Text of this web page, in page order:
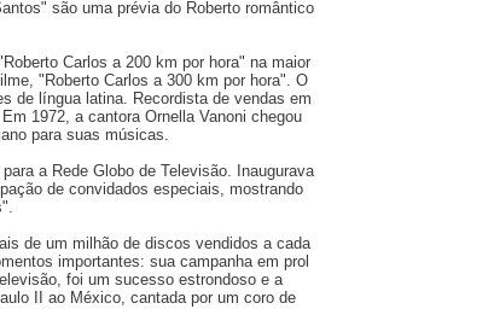
são uma prévia do Roberto romântico
Carlos a 200 km por hora" na maior
"Roberto Carlos a 300 km por hora". O
de língua latina. Recordista de vendas em
1972, a cantora Ornella Vanoni chegou
para suas músicas.
a Rede Globo de Televisão. Inaugurava
de convidados especiais, mostrando
de um milhão de discos vendidos a cada
importantes: sua campanha em prol
foi um sucesso estrondoso e a
II ao México, cantada por um coro de